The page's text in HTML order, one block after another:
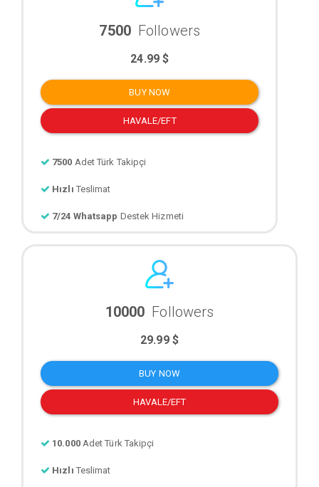
7500 Followers
24.99 $
BUY NOW
HAVALE/EFT
7500 Adet Türk Takipçi
Hızlı Teslimat
7/24 Whatsapp Destek Hizmeti
10000 Followers
29.99 $
BUY NOW
HAVALE/EFT
10.000 Adet Türk Takipçi
Hızlı Teslimat